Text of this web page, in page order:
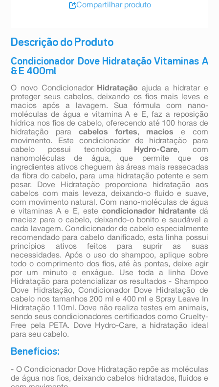
Descrição do Produto
Condicionador Dove Hidratação Vitaminas A
& E 400ml
O novo Condicionador Hidratação ajuda a hidratar e
proteger seus cabelos, deixando os fios mais leves e
macios após a lavagem. Sua fórmula com nano-
moléculas de água e vitamina A e E, faz a reposição
hídrica nos fios de cabelo, oferecendo até 100 horas de
hidratação para cabelos fortes, macios e com
movimento. Este condicionador de hidratação para
cabelo possui tecnologia
Hydro-Care, com
nanomoléculas de água, que permite que os
ingredientes ativos cheguem às áreas mais ressecadas
da fibra do cabelo, para uma hidratação potente e sem
pesar. Dove Hidratação proporciona hidratação aos
cabelos com mais leveza, deixando-o fluido e suave,
com movimento natural. Com nano-moléculas de água
e vitaminas A e E, este condicionador hidratantedá
maciez para o cabelo, deixando-o bonito e saudável a
cada lavagem. Condicionador de cabelo especialmente
recomendado para cabelo danificado, esta linha possui
princípios ativos feitos para suprir as suas
necessidades. Após o uso do shampoo, aplique sobre
todo o comprimento dos fios, até às pontas, deixe agir
por um minuto e enxágue. Use toda a linha Dove
Hidratação para potencializar os resultados - Shampoo
Dove Hidratação, Condicionador Dove Hidratação de
cabelo nos tamanhos 200 ml e 400 ml e Spray Leave In
Hidratação 110ml. Dove não realiza testes em animais,
sendo seus condicionadores certificados como Cruelty-
Free pela PETA. Dove Hydro-Care, a hidratação ideal
para seu cabelo.
Benefícios:
- O Condicionador Dove Hidratação repõe as moléculas
de água nos fios, deixando cabelos hidratados, fluidos e
Compartilhar produto